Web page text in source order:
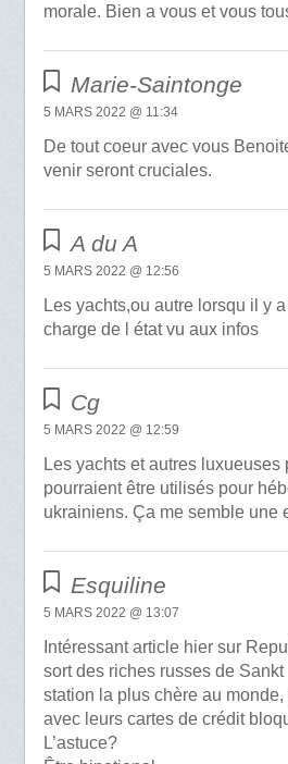
morale. Bien a vous et vous
Marie-Saintonge
5 MARS 2022 @ 11:34
De tout coeur avec vous
venir seront cruciales.
A du A
5 MARS 2022 @ 12:56
Les yachts,ou autre lorsqu il y
charge de l état vu aux infos
Cg
5 MARS 2022 @ 12:59
Les yachts et autres
pourraient être utilisés pour
ukrainiens. Ça me semble une
Esquiline
5 MARS 2022 @ 13:07
Intéressant article hier sur
sort des riches russes de
station la plus chère au
avec leurs cartes de crédit
L’astuce?